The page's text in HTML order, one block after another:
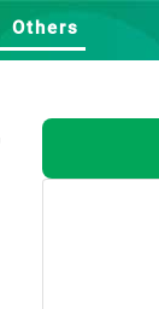
Others